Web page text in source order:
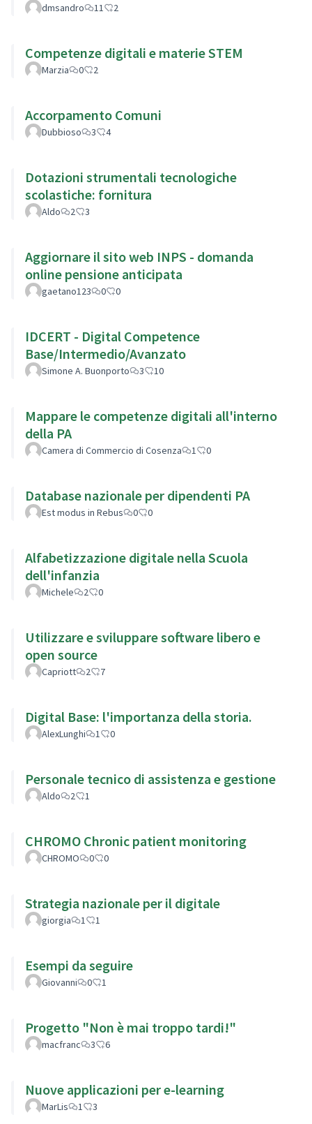
dmsandro 11 2
Competenze digitali e materie STEM
Marzia 0 2
Accorpamento Comuni
Dubbioso 3 4
Dotazioni strumentali tecnologiche
scolastiche: fornitura
Aldo 2 3
Aggiornare il sito web INPS - domanda
online pensione anticipata
gaetano123 0 0
IDCERT - Digital Competence
Base/Intermedio/Avanzato
Simone A. Buonporto 3 10
Mappare le competenze digitali all'interno
della PA
Camera di Commercio di Cosenza 1 0
Database nazionale per dipendenti PA
Est modus in Rebus 0 0
Alfabetizzazione digitale nella Scuola
dell'infanzia
Michele 2 0
Utilizzare e sviluppare software libero e
open source
Capriott 2 7
Digital Base: l'importanza della storia.
AlexLunghi 1 0
Personale tecnico di assistenza e gestione
Aldo 2 1
CHROMO Chronic patient monitoring
CHROMO 0 0
Strategia nazionale per il digitale
giorgia 1 1
Esempi da seguire
Giovanni 0 1
Progetto "Non è mai troppo tardi!"
macfranc 3 6
Nuove applicazioni per e-learning
MarLis 1 3